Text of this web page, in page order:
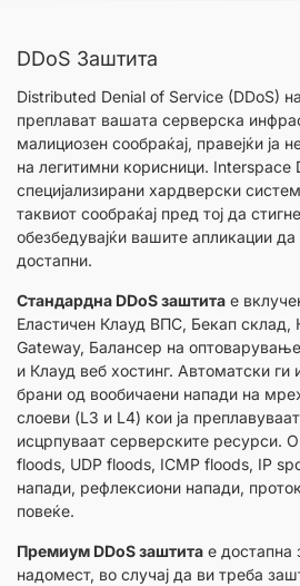
DDoS Заштита
Distributed Denial of Service (DDoS)
преплават вашата серверска
малициозен сообраќај, правејќи ја
на легитимни корисници. Interspace
специјализирани хардверски
таквиот сообраќај пред тој да
обезбедувајќи вашите апликации
достапни.
Стандардна DDoS заштита е
Еластичен Клауд ВПС, Бекап склад,
Gateway, Балансер на
и Клауд веб хостинг. Автоматски ги
брани од вообичаени напади на
слоеви (L3 и L4) кои ја
исцрпуваат серверските ресурси.
floods, UDP floods, ICMP floods, IP
напади, рефлексиони напади,
повеќе.
Премиум DDoS заштита е достапна
надомест, во случај да ви треба